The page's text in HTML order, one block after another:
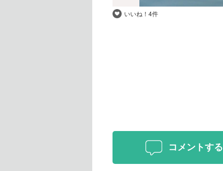
いいね！ 4件
コメントする